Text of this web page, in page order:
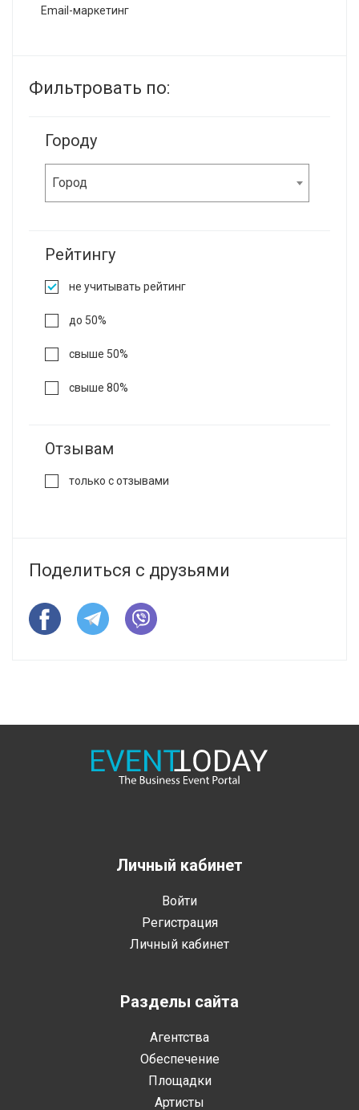
Email-маркетинг
Фильтровать по:
Городу
Город
Рейтингу
не учитывать рейтинг
до 50%
свыше 50%
свыше 80%
Отзывам
только с отзывами
Поделиться с друзьями
Личный кабинет
Войти
Регистрация
Личный кабинет
Разделы сайта
Агентства
Обеспечение
Площадки
Артисты